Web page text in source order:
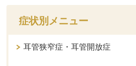
症状別メニュー
耳管狭窄症・耳管開放症